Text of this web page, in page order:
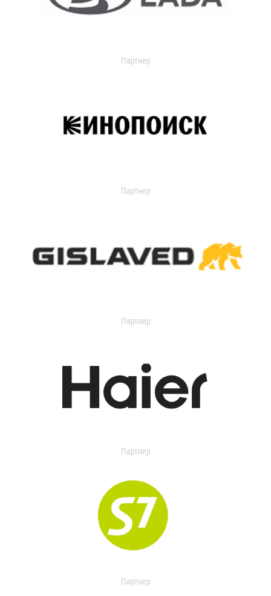
Партнер
Партнер
Партнер
Партнер
Партнер